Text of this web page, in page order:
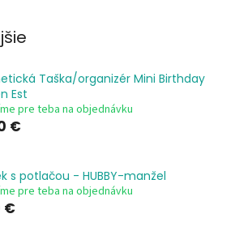
Taška/organizér Mini Birthday
Est
pre teba na objednávku
€
s potlačou - HUBBY-manžel
pre teba na objednávku
€